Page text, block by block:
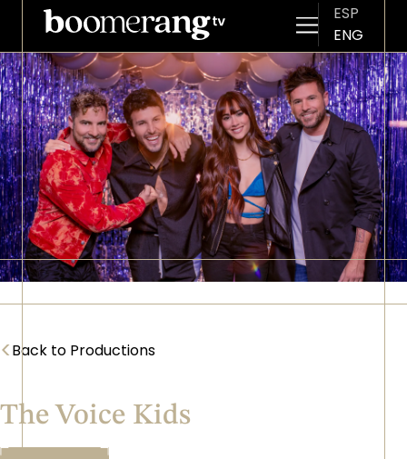
Skip to main content
ESP
ENG
Imagen
<Back to Productions
The Voice Kids